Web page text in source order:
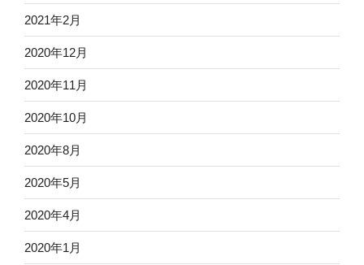
2021年2月
2020年12月
2020年11月
2020年10月
2020年8月
2020年5月
2020年4月
2020年1月